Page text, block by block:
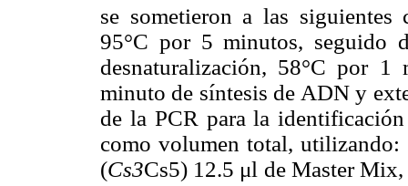
se sometieron a las siguientes
95°C por 5 minutos, seguido
desnaturalización, 58°C por
minuto de síntesis de ADN y
de la PCR para la
como volumen total,
(Cs3Cs5) 12.5 μl de Master